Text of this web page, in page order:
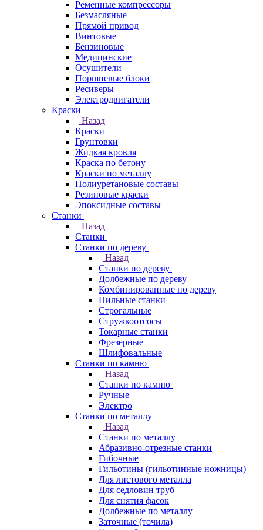
Ременные компрессоры
Безмасляные
Прямой привод
Винтовые
Бензиновые
Медицинские
Осушители
Поршневые блоки
Ресиверы
Электродвигатели
Краски
Назад
Краски
Грунтовки
Жидкая кровля
Краска по бетону
Краски по металлу
Полиуретановые составы
Резиновые краски
Эпоксидные составы
Станки
Назад
Станки
Станки по дереву
Назад
Станки по дереву
Долбежные по дереву
Комбинированные по дереву
Пильные станки
Строгальные
Стружкоотсосы
Токарные станки
Фрезерные
Шлифовальные
Станки по камню
Назад
Станки по камню
Ручные
Электро
Станки по металлу
Назад
Станки по металлу
Абразивно-отрезные станки
Гибочные
Гильотины (гильотинные ножницы)
Для листового металла
Для седловин труб
Для снятия фасок
Долбежные по металлу
Заточные (точила)